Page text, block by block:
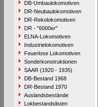
DB-Umbaulokomotiven
DR-Neubaulokomotiven
DR-Rekolokomotiven
DR - "6000er"
ELNA-Lokomotiven
Industrielokomotiven
Feuerlose Lokomotiven
Sonderkonstruktionen
SAAR (1920 - 1935)
DB-Bestand 1968
DR-Bestand 1970
Auslandsbestände
Lokbestandslisten